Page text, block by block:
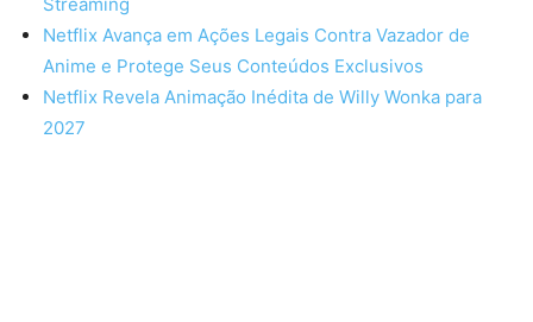
Netflix Avança em Ações Legais Contra Vazador de
Anime e Protege Seus Conteúdos Exclusivos
Netflix Revela Animação Inédita de Willy Wonka para
2027